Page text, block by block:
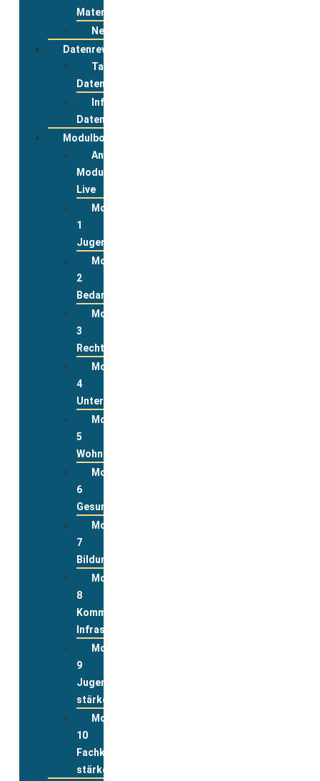
Materialbestellung
Newsletter
Datenreview
Tabelle
Datenreview
Informationen
Datenreview
Modulbox
Anmeldung
Modulbox
Live
Modul
1
Jugend
Modul
2
Bedarfslagen
Modul
3
Rechte
Modul
4
Unterstützungsleistungen
Modul
5
Wohnen
Modul
6
Gesundheit
Modul
7
Bildung
Modul
8
Kommunale
Infrastrukturen
Modul
9
Jugend
stärken
Modul
10
Fachkräfte
stärken